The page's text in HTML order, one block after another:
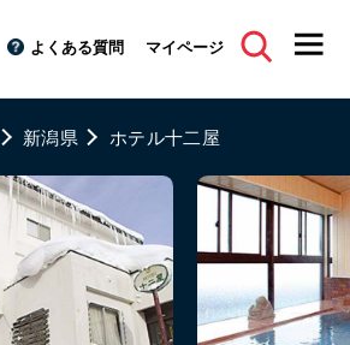
よくある質問 マイページ
新潟県 ホテル十二屋